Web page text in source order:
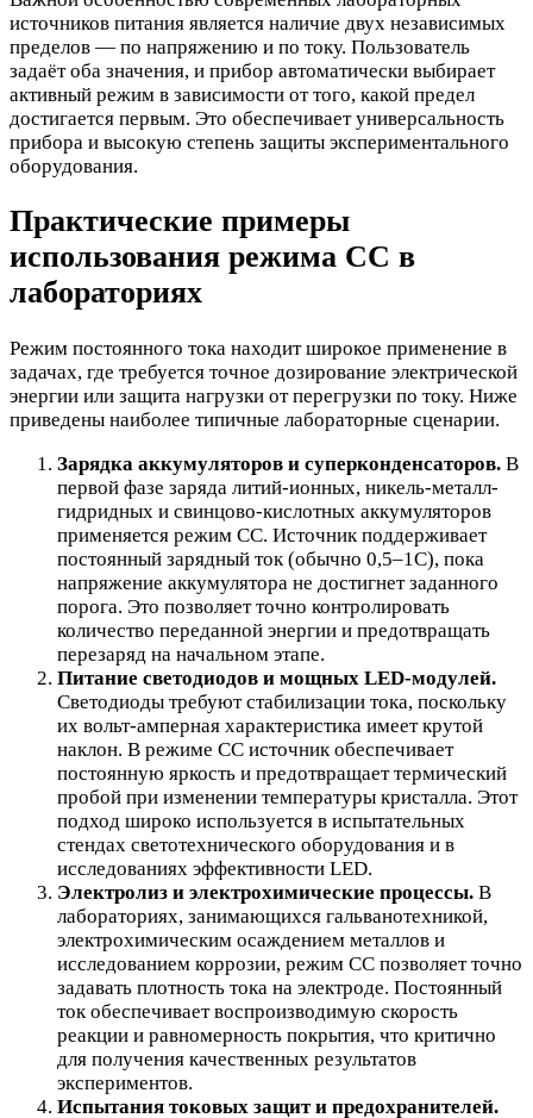
источников питания является наличие двух независимых
пределов — по напряжению и по току. Пользователь
задаёт оба значения, и прибор автоматически выбирает
активный режим в зависимости от того, какой предел
достигается первым. Это обеспечивает универсальность
прибора и высокую степень защиты экспериментального
оборудования.
Практические примеры
использования режима CC в
лабораториях
Режим постоянного тока находит широкое применение в
задачах, где требуется точное дозирование электрической
энергии или защита нагрузки от перегрузки по току. Ниже
приведены наиболее типичные лабораторные сценарии.
Зарядка аккумуляторов и суперконденсаторов. В
первой фазе заряда литий-ионных, никель-металл-
гидридных и свинцово-кислотных аккумуляторов
применяется режим CC. Источник поддерживает
постоянный зарядный ток (обычно 0,5–1C), пока
напряжение аккумулятора не достигнет заданного
порога. Это позволяет точно контролировать
количество переданной энергии и предотвращать
перезаряд на начальном этапе.
Питание светодиодов и мощных LED-модулей.
Светодиоды требуют стабилизации тока, поскольку
их вольт-амперная характеристика имеет крутой
наклон. В режиме CC источник обеспечивает
постоянную яркость и предотвращает термический
пробой при изменении температуры кристалла. Этот
подход широко используется в испытательных
стендах светотехнического оборудования и в
исследованиях эффективности LED.
Электролиз и электрохимические процессы. В
лабораториях, занимающихся гальванотехникой,
электрохимическим осаждением металлов и
исследованием коррозии, режим CC позволяет точно
задавать плотность тока на электроде. Постоянный
ток обеспечивает воспроизводимую скорость
реакции и равномерность покрытия, что критично
для получения качественных результатов
экспериментов.
Испытания токовых защит и предохранителей.